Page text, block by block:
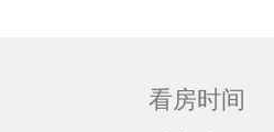
看房时间